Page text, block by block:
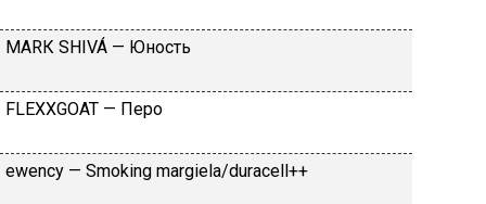
МАRК SНIVÁ — Юнocть
FLЕХХGОАТ — Пepo
​еwеnсy — Smоking mаrgiеlа/durасеll++